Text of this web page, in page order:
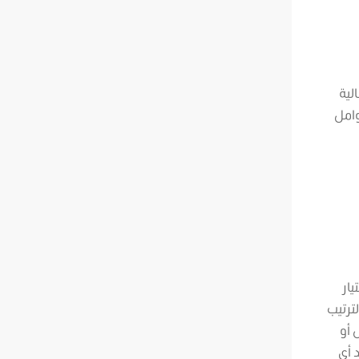
أو
أي